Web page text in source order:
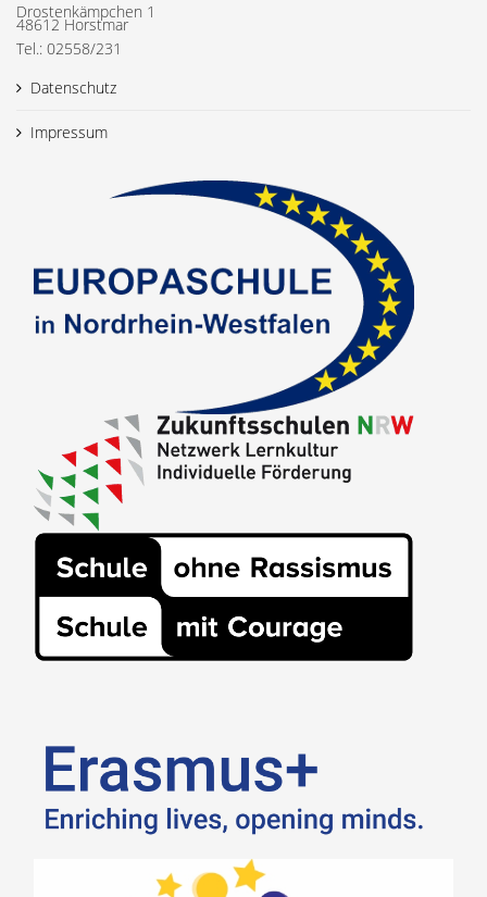
Drostenkämpchen 1
48612 Horstmar
Tel.: 02558/231
Datenschutz
Impressum